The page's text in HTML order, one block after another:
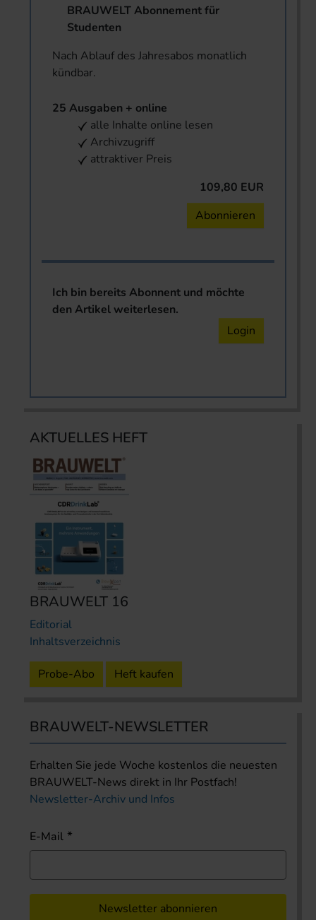
BRAUWELT Abonnement für
Studenten
Nach Ablauf des Jahresabos monatlich
kündbar.
25 Ausgaben + online
alle Inhalte online lesen
Archivzugriff
attraktiver Preis
109,80 EUR
Abonnieren
Ich bin bereits Abonnent und möchte
den Artikel weiterlesen.
Login
AKTUELLES HEFT
BRAUWELT 16
Editorial
Inhaltsverzeichnis
Probe-Abo Heft kaufen
BRAUWELT-NEWSLETTER
Erhalten Sie jede Woche kostenlos die neuesten
BRAUWELT-News direkt in Ihr Postfach!
Newsletter-Archiv und Infos
E-Mail
Newsletter abonnieren